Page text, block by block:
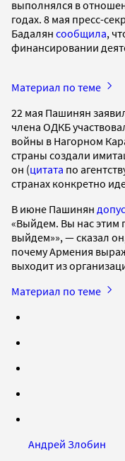
выполнялся в
годах. 8 мая пресс-
Бадалян сообщила,
финансировании
Материал по теме
22 мая Пашинян
члена ОДКБ
войны в Нагорном
страны создали
он (цитата по
странах конкретно
В июне Пашинян
«Выйдем. Вы нас этим
выйдем»», — сказал
почему Армения
выходит из
Материал по теме
Андрей Злобин